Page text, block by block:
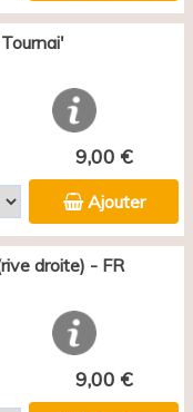
9,00 €
Ajouter
droite) - FR
9,00 €